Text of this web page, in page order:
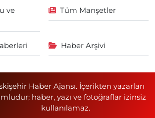
ve
Tüm Manşetler
Haber Arşivi
Haber Ajansı. İçerikten yazarları
haber, yazı ve fotoğraflar izinsiz
kullanılamaz.